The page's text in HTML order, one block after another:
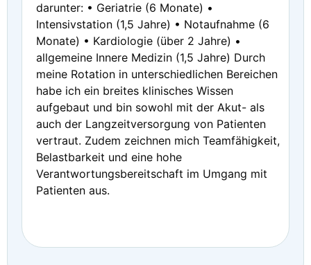
darunter: • Geriatrie (6 Monate) •
Intensivstation (1,5 Jahre) • Notaufnahme (6
Monate) • Kardiologie (über 2 Jahre) •
allgemeine Innere Medizin (1,5 Jahre) Durch
meine Rotation in unterschiedlichen Bereichen
habe ich ein breites klinisches Wissen
aufgebaut und bin sowohl mit der Akut- als
auch der Langzeitversorgung von Patienten
vertraut. Zudem zeichnen mich Teamfähigkeit,
Belastbarkeit und eine hohe
Verantwortungsbereitschaft im Umgang mit
Patienten aus.